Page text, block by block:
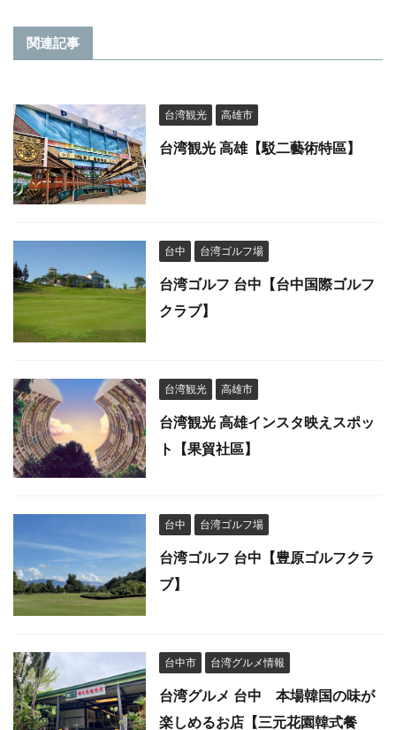
関連記事
台湾観光 高雄市
台湾観光 高雄【駁二藝術特區】
台中 台湾ゴルフ場
台湾ゴルフ 台中【台中国際ゴルフ
クラブ】
台湾観光 高雄市
台湾観光 高雄インスタ映えスポッ
ト【果貿社區】
台中 台湾ゴルフ場
台湾ゴルフ 台中【豊原ゴルフクラ
ブ】
台中市 台湾グルメ情報
台湾グルメ 台中 本場韓国の味が
楽しめるお店【三元花園韓式餐